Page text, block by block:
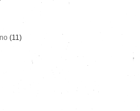
(11)